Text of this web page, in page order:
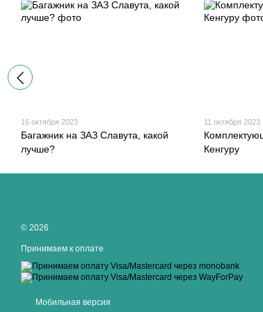
16 октября 2023
Багажник на ЗАЗ Славута, какой
лучше?
11 октября 2023
Кенгуру
© 2026
Принимаем к оплате
Мобильная версия